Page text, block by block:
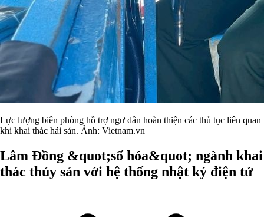
Lực lượng biên phòng hỗ trợ ngư dân hoàn thiện các thủ tục liên quan
khi khai thác hải sản. Ảnh: Vietnam.vn
Lâm Đồng &quot;số hóa&quot; ngành khai
thác thủy sản với hệ thống nhật ký điện tử